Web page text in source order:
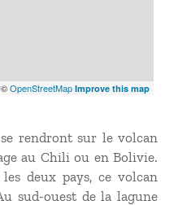
©OpenStreetMap Improve this map
rendront sur le volcan
au Chili ou en Bolivie.
deux pays, ce volcan
sud-ouest de la lagune